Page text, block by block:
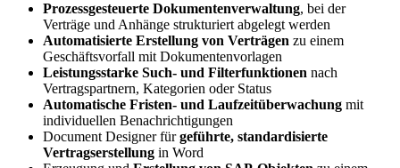
Prozessgesteuerte Dokumentenverwaltung, bei der
Verträge und Anhänge strukturiert abgelegt werden
Automatisierte Erstellung von Verträgen zu einem
Geschäftsvorfall mit Dokumentenvorlagen
Leistungsstarke Such- und Filterfunktionen nach
Vertragspartnern, Kategorien oder Status
Automatische Fristen- und Laufzeitüberwachung mit
individuellen Benachrichtigungen
Document Designer fürgeführte, standardisierte
Vertragserstellung in Word